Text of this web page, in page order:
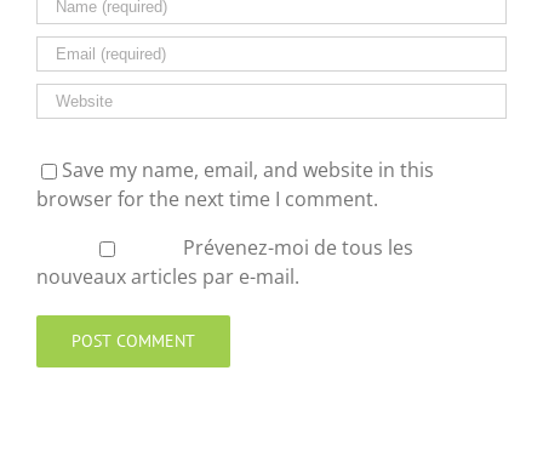
Save my name, email, and website in this
browser for the next time I comment.
Prévenez-moi de tous les
nouveaux articles par e-mail.